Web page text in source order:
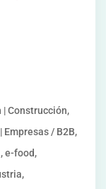
Construcción,
/ B2B,
e-food,